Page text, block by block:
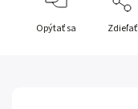
Opýtať sa Zdieľať